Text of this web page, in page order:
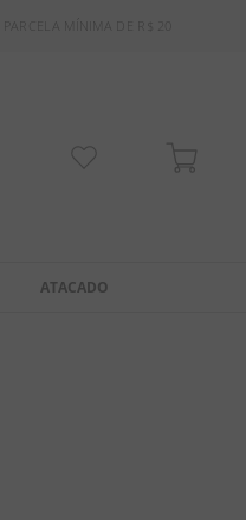
PARCELA MÍNIMA DE R$ 20
ATACADO